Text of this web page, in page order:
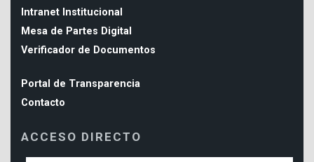
Intranet Institucional
Mesa de Partes Digital
Verificador de Documentos
Portal de Transparencia
Contacto
ACCESO DIRECTO